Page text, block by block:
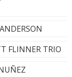
FLINNER TRIO